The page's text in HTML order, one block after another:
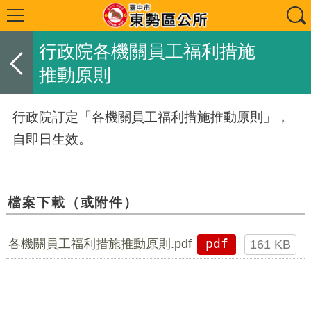
行政院各機關員工福利措施
推動原則
行政院訂定「各機關員工福利措施推動原則」，
自即日生效。
檔案下載（或附件）
各機關員工福利措施推動原則.pdf pdf 161 KB